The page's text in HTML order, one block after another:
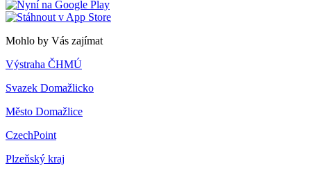
Mohlo by Vás zajímat
Výstraha ČHMÚ
Svazek Domažlicko
Město Domažlice
CzechPoint
Plzeňský kraj